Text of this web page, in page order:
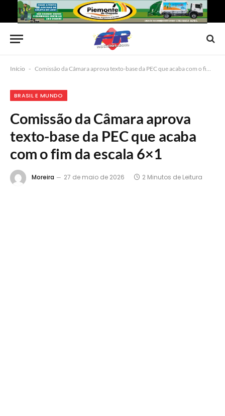
Início - Comissão da Câmara aprova texto-base da PEC que acaba com o fim da escala 6×1
BRASIL E MUNDO
Comissão da Câmara aprova
texto-base da PEC que acaba
com o fim da escala 6×1
Moreira 27 de maio de 2026 2 Minutos de Leitura